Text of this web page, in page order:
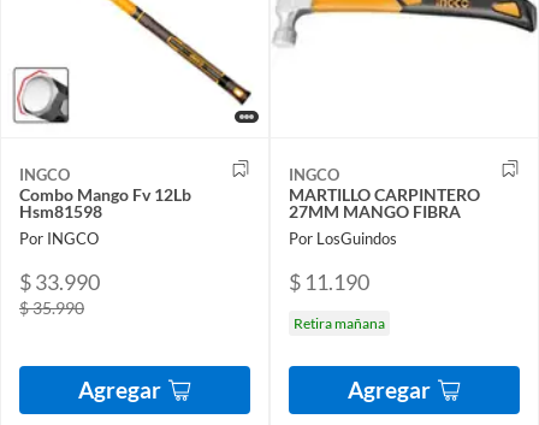
INGCO
Combo Mango Fv 12Lb
Hsm81598
Por INGCO
$ 33.990
$ 35.990
Agregar
INGCO
MARTILLO CARPINTERO
27MM MANGO FIBRA
Por LosGuindos
$ 11.190
Retira mañana
Agregar